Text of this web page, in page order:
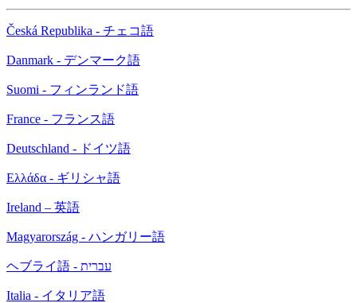
Česká Republika - チェコ語
Danmark - デンマーク語
Suomi - フィンランド語
France - フランス語
Deutschland - ドイツ語
Ελλάδα - ギリシャ語
Ireland – 英語
Magyarország - ハンガリー語
ヘブライ語 - עברית
Italia - イタリア語